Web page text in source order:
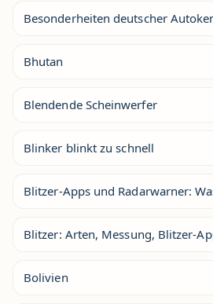
Besonderheiten deutscher
Bhutan
Blendende Scheinwerfer
Blinker blinkt zu schnell
Blitzer-Apps und Radarwarner:
Blitzer: Arten, Messung, Blitzer-
Bolivien